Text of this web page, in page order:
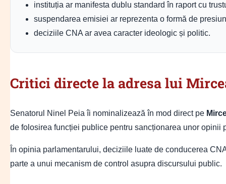
instituția ar manifesta dublu standard în raport cu
suspendarea emisiei ar reprezenta o formă de
deciziile CNA ar avea caracter ideologic și politic.
Critici directe la adresa lui
Senatorul Ninel Peia îi nominalizează în mod direct pe
de folosirea funcției publice pentru sancționarea unor opinii
În opinia parlamentarului, deciziile luate de conducerea
parte a unui mecanism de control asupra discursului public.